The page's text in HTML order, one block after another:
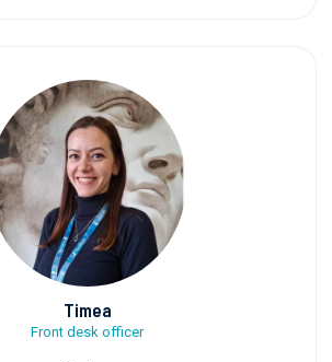
Timea
Front desk officer